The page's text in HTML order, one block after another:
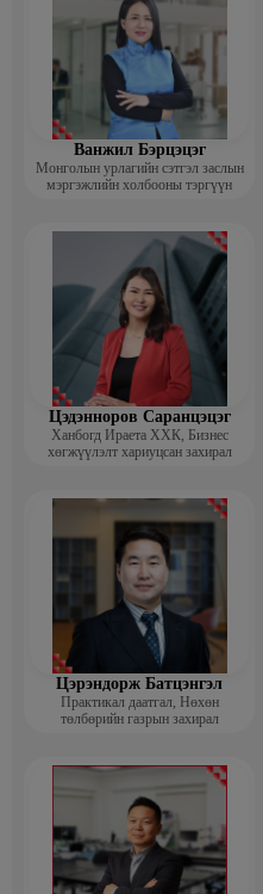
Ванжил Бэрцэцэг
Монголын урлагийн сэтгэл заслын
мэргэжлийн холбооны тэргүүн
Цэдэнноров Саранцэцэг
Ханбогд Ираета ХХК, Бизнес
хөгжүүлэлт хариуцсан захирал
Цэрэндорж Батцэнгэл
Практикал даатгал, Нөхөн
төлбөрийн газрын захирал